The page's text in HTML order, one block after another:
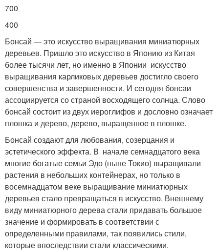
700
400
Бонсай — это искусство выращивания миниатюрных
деревьев. Пришло это искусство в Японию из Китая
более тысячи лет, но именно в Японии искусство
выращивания карликовых деревьев достигло своего
совершенства и завершенности. И сегодня бонсаи
ассоциируется со страной восходящего солнца. Слово
бонсай состоит из двух иероглифов и дословно означает
плошка и дерево, дерево, выращенное в плошке.
Бонсай создают для любования, созерцания и
эстетического эффекта. В начале семнадцатого века
многие богатые семьи Эдо (ныне Токио) выращивали
растения в небольших контейнерах, но только в
восемнадцатом веке выращивание миниатюрных
деревьев стало превращаться в искусство. Внешнему
виду миниатюрного дерева стали придавать большое
значение и формировать в соответствии с
определенными правилами, так появились стили,
которые впоследствии стали классическими.